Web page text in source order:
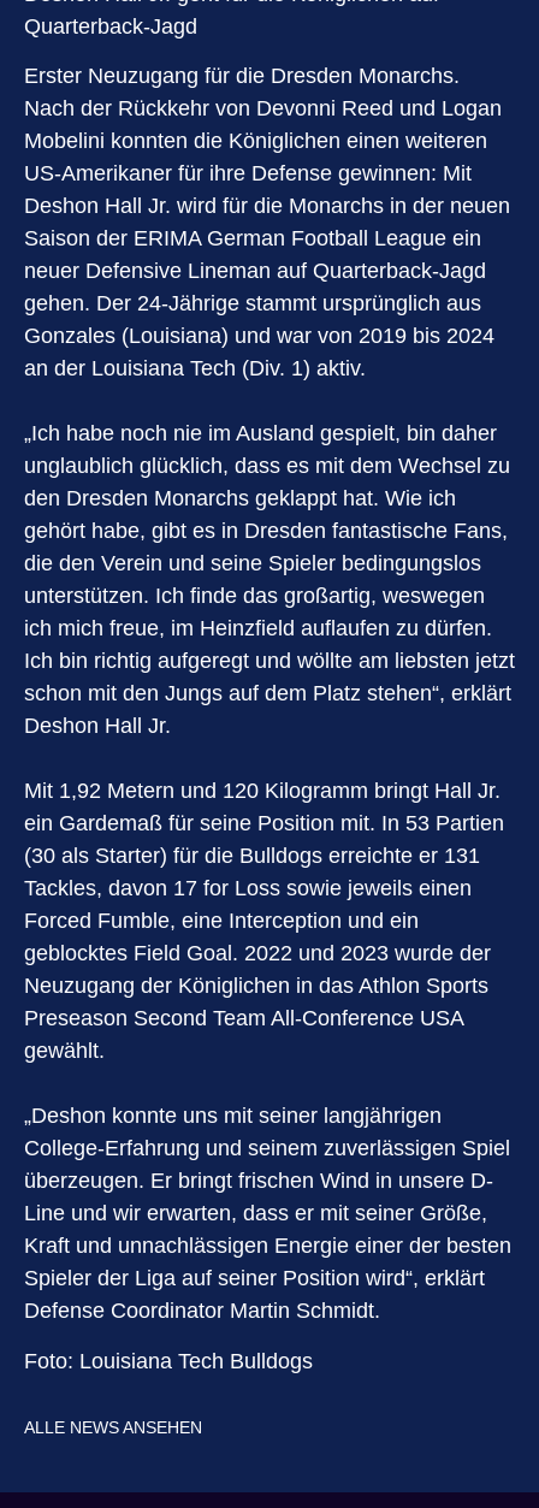
Quarterback-Jagd
Erster Neuzugang für die Dresden Monarchs.
Nach der Rückkehr von Devonni Reed und Logan
Mobelini konnten die Königlichen einen weiteren
US-Amerikaner für ihre Defense gewinnen: Mit
Deshon Hall Jr. wird für die Monarchs in der neuen
Saison der ERIMA German Football League ein
neuer Defensive Lineman auf Quarterback-Jagd
gehen. Der 24-Jährige stammt ursprünglich aus
Gonzales (Louisiana) und war von 2019 bis 2024
an der Louisiana Tech (Div. 1) aktiv.
„Ich habe noch nie im Ausland gespielt, bin daher
unglaublich glücklich, dass es mit dem Wechsel zu
den Dresden Monarchs geklappt hat. Wie ich
gehört habe, gibt es in Dresden fantastische Fans,
die den Verein und seine Spieler bedingungslos
unterstützen. Ich finde das großartig, weswegen
ich mich freue, im Heinzfield auflaufen zu dürfen.
Ich bin richtig aufgeregt und wöllte am liebsten jetzt
schon mit den Jungs auf dem Platz stehen“, erklärt
Deshon Hall Jr.
Mit 1,92 Metern und 120 Kilogramm bringt Hall Jr.
ein Gardemaß für seine Position mit. In 53 Partien
(30 als Starter) für die Bulldogs erreichte er 131
Tackles, davon 17 for Loss sowie jeweils einen
Forced Fumble, eine Interception und ein
geblocktes Field Goal. 2022 und 2023 wurde der
Neuzugang der Königlichen in das Athlon Sports
Preseason Second Team All-Conference USA
gewählt.
„Deshon konnte uns mit seiner langjährigen
College-Erfahrung und seinem zuverlässigen Spiel
überzeugen. Er bringt frischen Wind in unsere D-
Line und wir erwarten, dass er mit seiner Größe,
Kraft und unnachlässigen Energie einer der besten
Spieler der Liga auf seiner Position wird“, erklärt
Defense Coordinator Martin Schmidt.
Foto: Louisiana Tech Bulldogs
ALLE NEWS ANSEHEN